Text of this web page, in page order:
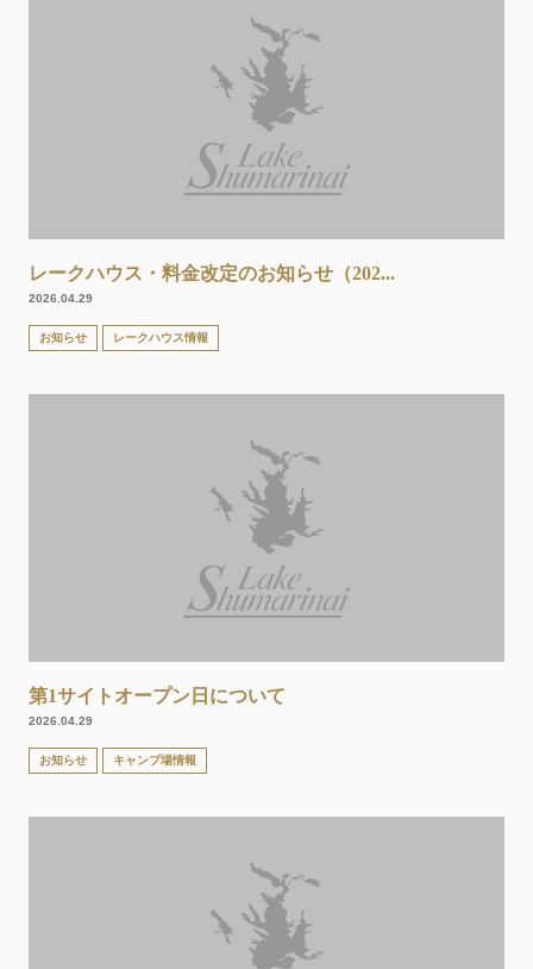
レークハウス・料金改定のお知らせ（202...
2026.04.29
お知らせ レークハウス情報
第1サイトオープン日について
2026.04.29
お知らせ キャンプ場情報